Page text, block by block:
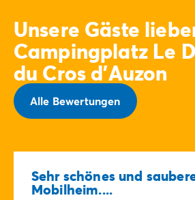
Unsere Gäste
Campingplatz Le
du Cros d'Auzon
Alle Bewertungen
Sehr schönes und
Mobilheim....